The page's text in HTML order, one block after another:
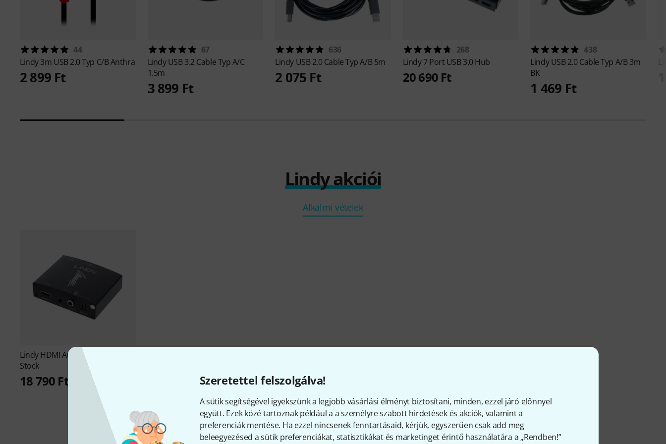
Szeretettel felszolgálva!
A sütik segítségével igyekszünk a legjobb vásárlási élményt biztosítani, minden, ezzel járó előnnyel
együtt. Ezek közé tartoznak például a a személyre szabott hirdetések és akciók, valamint a
preferenciák mentése. Ha ezzel nincsenek fenntartásaid, kérjük, egyszerűen csak add meg
beleegyezésed a sütik preferenciákat, statisztikákat és marketinget érintő használatára a „Rendben!”
44
Lindy3m USB 2.0 Typ C/B Anthra
2 899 Ft
67
LindyUSB 3.2 Cable Typ A/C
1.5m
3 899 Ft
636
Lindy USB 2.0 Cable Typ A/B 5m
2 075 Ft
268
Lindy7 Port USB 3.0 Hub
20 690 Ft
438
LindyUSB 2.0 Cable Typ A/B 3m
BK
1 469 Ft
Lindy akciói
Alkalmi vételek
LindyHDMI Audio Extractor 4 B-
Stock
18 790 Ft